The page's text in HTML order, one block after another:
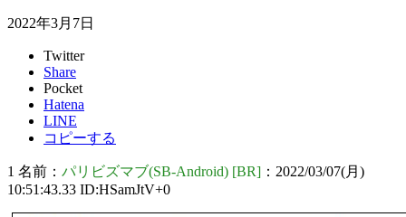
2022年3月7日
Twitter
Share
Pocket
Hatena
LINE
コピーする
1 名前： パリビズマブ(SB-Android) [BR] ：2022/03/07(月)
10:51:43.33 ID:HSamJtV+0